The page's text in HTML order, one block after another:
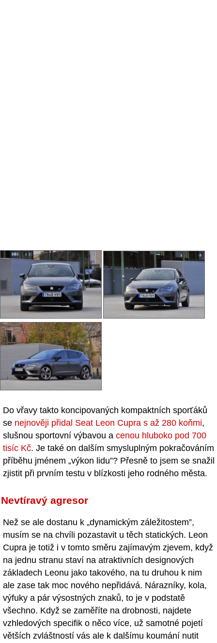
Do vřavy takto koncipovaných kompaktních sporťáků
se nejnověji přidal Seat Leon Cupra s až 280 koňmi,
slušnou sportovní výbavou a cenou hluboko pod 700
tisíc Kč. Je také on dalším smysluplným pokračováním
příběhu jménem „výkon lidu”? Přesně to jsem se snažil
zjistit při prvním testu v blízkosti jeho rodného města.
Nevtíravý agresor
Než se ale dostanu k „dynamickým záležitostem”,
musím se na chvíli pozastavit u těch statických. Leon
Cupra je totiž i v tomto směru zajímavým zjevem, když
na jednu stranu staví na atraktivních designových
základech Leonu jako takového, na tu druhou k nim
ale zase tak moc nového nepřidává. Nárazníky, kola,
výfuky a pár výsostných znaků, to je v podstatě
všechno. Když se zaměříte na drobnosti, najdete
vzhledových specifik o něco více, už samotné pojetí
větších zvláštností vás ale k dalšímu koumání nutit